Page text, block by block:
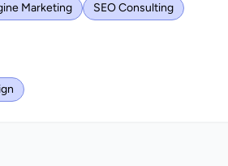
Marketing
SEO Consulting